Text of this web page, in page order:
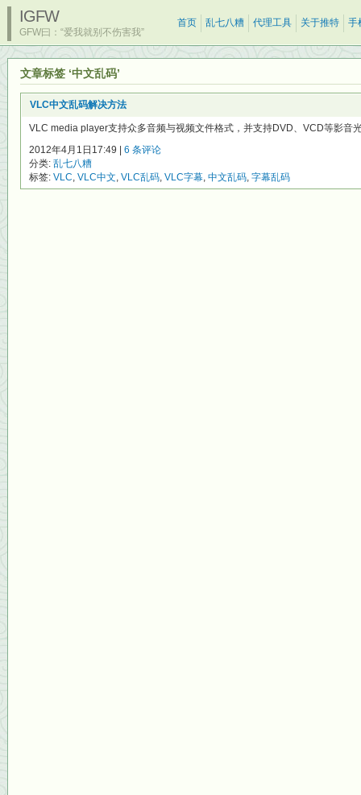
IGFW
GFW曰：“爱我就别不伤害我”
首页 乱七八糟 代理工具 关于推特 手
文章标签 ‘中文乱码’
VLC中文乱码解决方法
VLC media player支持众多音频与视频文件格式，并支持DVD、VCD等影音
2012年4月1日17:49 | 6 条评论
分类: 乱七八糟
标签: VLC, VLC中文, VLC乱码, VLC字幕, 中文乱码, 字幕乱码